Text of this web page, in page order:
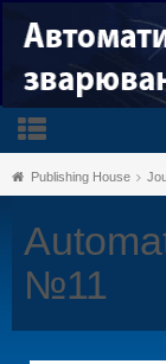
Publishing House
№11